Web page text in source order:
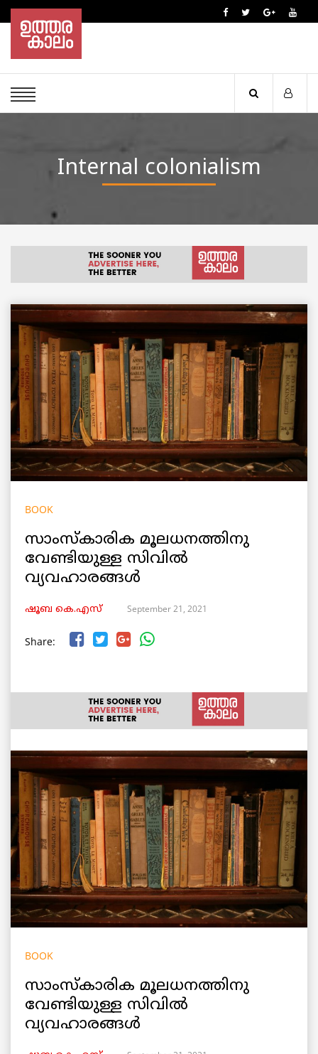
Internal colonialism
BOOK
സാംസ്കാരിക മൂലധനത്തിനു
വേണ്ടിയുള്ള സിവിൽ
വ്യവഹാരങ്ങൾ
ഷൂബ കെ.എസ് September 21, 2021
Share:
BOOK
സാംസ്കാരിക മൂലധനത്തിനു
വേണ്ടിയുള്ള സിവിൽ
വ്യവഹാരങ്ങൾ